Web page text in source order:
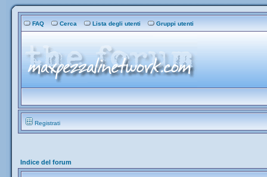
FAQ Cerca Lista degli utenti Gruppi utenti
Registrati
Indice del forum